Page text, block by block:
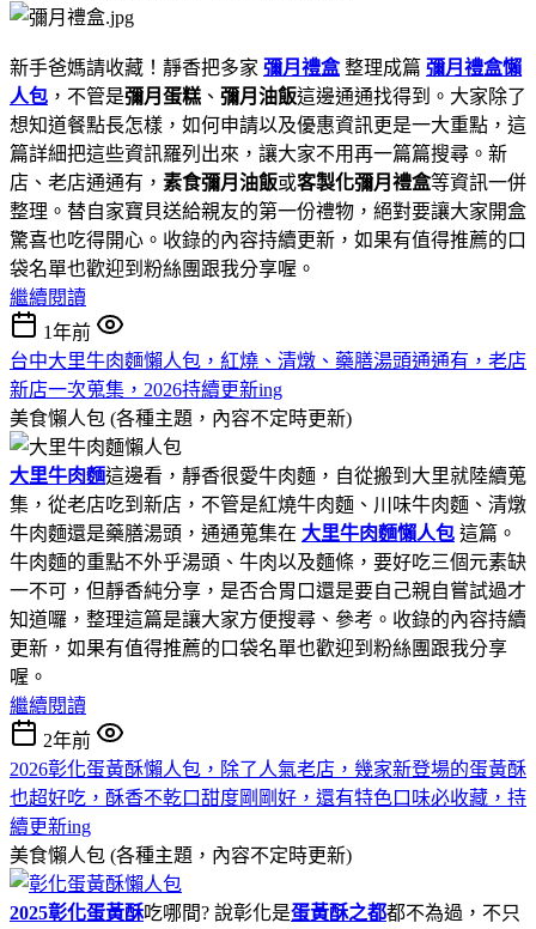
新手爸媽請收藏！靜香把多家 彌月禮盒 整理成篇 彌月禮盒懶
人包 ，不管是彌月蛋糕 、 彌月油飯這邊通通找得到。大家除了
想知道餐點長怎樣，如何申請以及優惠資訊更是一大重點，這
篇詳細把這些資訊羅列出來，讓大家不用再一篇篇搜尋。新
店、老店通通有， 素食彌月油飯或客製化彌月禮盒等資訊一併
整理。替自家寶貝送給親友的第一份禮物，絕對要讓大家開盒
驚喜也吃得開心。收錄的內容持續更新，如果有值得推薦的口
袋名單也歡迎到粉絲團跟我分享喔。
繼續閱讀
1年前
台中大里牛肉麵懶人包，紅燒、清燉、藥膳湯頭通通有，老店
新店一次蒐集，2026持續更新ing
美食懶人包 (各種主題，內容不定時更新)
大里牛肉麵這邊看，靜香很愛牛肉麵，自從搬到大里就陸續蒐
集，從老店吃到新店，不管是紅燒牛肉麵、川味牛肉麵、清燉
牛肉麵還是藥膳湯頭，通通蒐集在 大里牛肉麵懶人包 這篇。
牛肉麵的重點不外乎湯頭、牛肉以及麵條，要好吃三個元素缺
一不可，但靜香純分享，是否合胃口還是要自己親自嘗試過才
知道囉，整理這篇是讓大家方便搜尋、參考。收錄的內容持續
更新，如果有值得推薦的口袋名單也歡迎到粉絲團跟我分享
喔。
繼續閱讀
2年前
2026彰化蛋黃酥懶人包，除了人氣老店，幾家新登場的蛋黃酥
也超好吃，酥香不乾口甜度剛剛好，還有特色口味必收藏，持
續更新ing
美食懶人包 (各種主題，內容不定時更新)
2025彰化蛋黃酥吃哪間? 說彰化是蛋黃酥之都都不為過，不只